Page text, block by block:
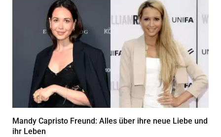
Mandy Capristo Freund: Alles über ihre neue Liebe und
ihr Leben